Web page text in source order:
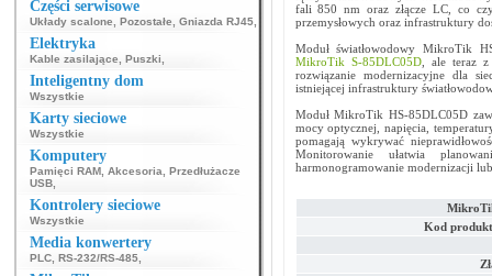
Części serwisowe
Układy scalone Pozostałe Gniazda RJ45
Elektryka
Kable zasilające Puszki
Inteligentny dom
Wszystkie
Karty sieciowe
Wszystkie
Komputery
Pamięci RAM Akcesoria
Przedłużacze
USB
Kontrolery sieciowe
Wszystkie
Media konwertery
PLC RS-232/RS-485
fali 850 nm oraz złącze LC, co
przemysłowych oraz infrastruktury
Moduł światłowodowy MikroTik
MikroTik S-85DLC05D, ale teraz z
rozwiązanie modernizacyjne dla
istniejącej infrastruktury
Moduł MikroTik HS-85DLC05D
mocy optycznej, napięcia,
pomagają wykrywać
Monitorowanie ułatwia
harmonogramowanie modernizacji
Kod